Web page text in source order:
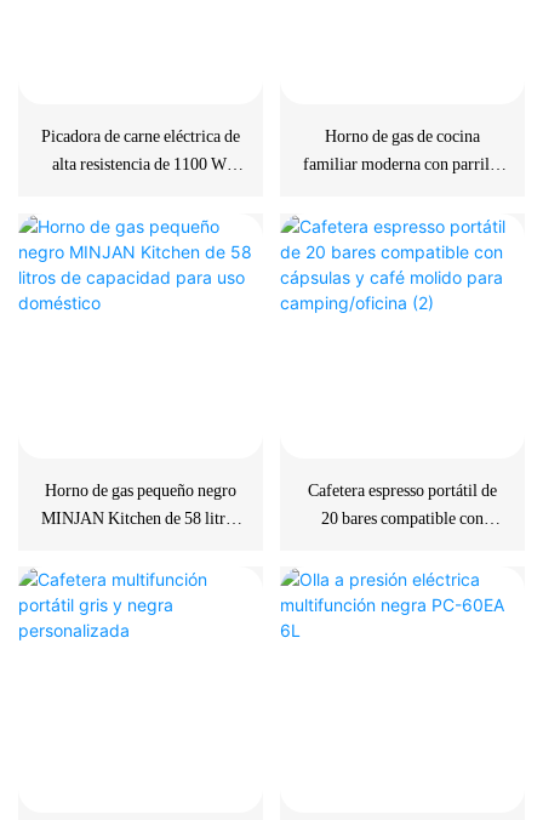
Picadora de carne eléctrica de
alta resistencia de 1100 W,
doméstico
Horno de gas de cocina
familiar moderna con parrilla
Horno de gas pequeño negro
MINJAN Kitchen de 58 litros
doméstico
Cafetera espresso portátil de
20 bares compatible con
camping/oficina (2)